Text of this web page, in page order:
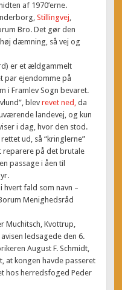
af 1970’erne.
Stillingvej,
Bro. Det gør den
dæmning, så vej og
er et ældgammelt
par ejendomme på
i Framlev Sogn bevaret.
blevrevet ned, da
landevej, og kun
i dag, hvor den stod.
ud, så “kringlerne”
reparere på det brutale
passage i åen til
hvert fald som navn –
Menighedsråd
Muchitsch, Kvottrup,
ledsagede den 6.
August F. Schmidt,
at kongen havde passeret
hos herredsfoged Peder